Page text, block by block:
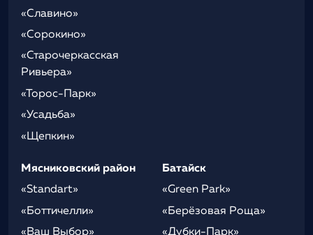
«Славино»
«Сорокино»
«Старочеркасская
Ривьера»
«Торос-Парк»
«Усадьба»
«Щепкин»
Мясниковский район
«Standart»
«Боттичелли»
«Ваш Выбор»
Батайск
«Green Park»
«Берёзовая Роща»
«Дубки-Парк»